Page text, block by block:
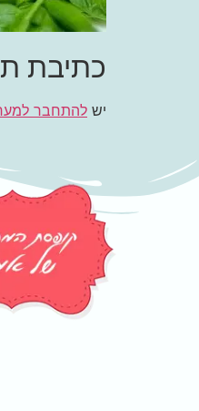
כתיבת
יש להתחבר